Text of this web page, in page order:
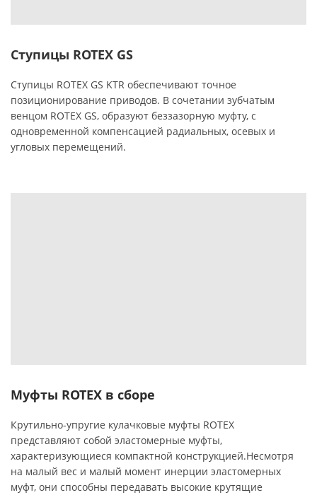
Ступицы ROTEX GS
Ступицы ROTEX GS KTR обеспечивают точное
позиционирование приводов. В сочетании зубчатым
венцом ROTEX GS, образуют беззазорную муфту, с
одновременной компенсацией радиальных, осевых и
угловых перемещений.
Муфты ROTEX в сборе
Крутильно-упругие кулачковые муфты ROTEX
представляют собой эластомерные муфты,
характеризующиеся компактной конструкцией.Несмотря
на малый вес и малый момент инерции эластомерных
муфт, они способны передавать высокие крутящие